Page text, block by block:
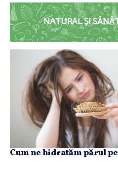
NATURAL ȘI
Cum ne hidratăm părul